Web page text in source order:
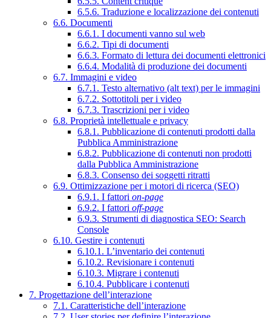
6.5.6. Traduzione e localizzazione dei contenuti
6.6. Documenti
6.6.1. I documenti vanno sul web
6.6.2. Tipi di documenti
6.6.3. Formato di lettura dei documenti elettronici
6.6.4. Modalità di produzione dei documenti
6.7. Immagini e video
6.7.1. Testo alternativo (alt text) per le immagini
6.7.2. Sottotitoli per i video
6.7.3. Trascrizioni per i video
6.8. Proprietà intellettuale e privacy
6.8.1. Pubblicazione di contenuti prodotti dalla
Pubblica Amministrazione
6.8.2. Pubblicazione di contenuti non prodotti
dalla Pubblica Amministrazione
6.8.3. Consenso dei soggetti ritratti
6.9. Ottimizzazione per i motori di ricerca (SEO)
6.9.1. I fattori on-page
6.9.2. I fattori off-page
6.9.3. Strumenti di diagnostica SEO: Search
Console
6.10. Gestire i contenuti
6.10.1. L’inventario dei contenuti
6.10.2. Revisionare i contenuti
6.10.3. Migrare i contenuti
6.10.4. Pubblicare i contenuti
7. Progettazione dell’interazione
7.1. Caratteristiche dell’interazione